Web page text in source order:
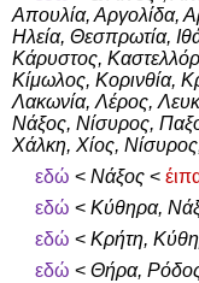
Απουλία, Αργολίδα,
Ηλεία, Θεσπρωτία,
Κάρυστος,
Κίμωλος, Κορινθία,
Λακωνία, Λέρος,
Νάξος, Νίσυρος,
Χάλκη, Χίος,
εδώ < Νάξος <
εδώ < Κύθηρα,
εδώ < Κρήτη,
εδώ < Θήρα,